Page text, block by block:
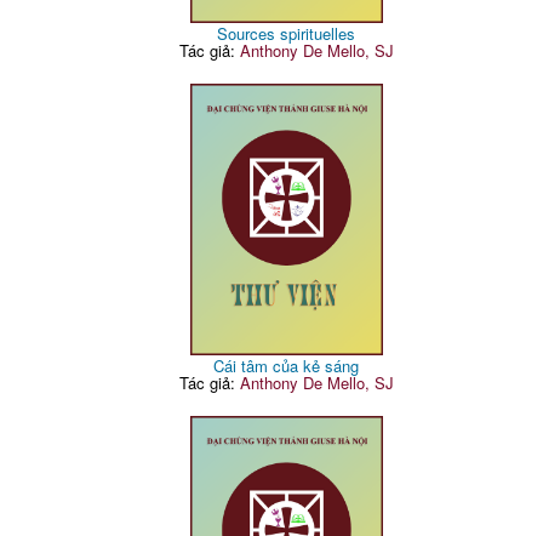
Sources spirituelles
Tác giả: Anthony De Mello, SJ
Cái tâm của kẻ sáng
Tác giả: Anthony De Mello, SJ